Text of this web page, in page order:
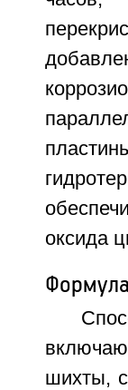
оксида
шихты,